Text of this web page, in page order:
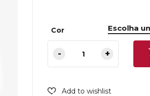
Cor
Add to wishlist